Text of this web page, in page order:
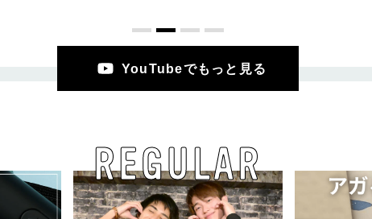
YouTubeでもっと見る
REGULAR